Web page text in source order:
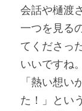
会話や樋渡
一つを見る
てくださっ
いいですね
「熱い想い
た！」とい